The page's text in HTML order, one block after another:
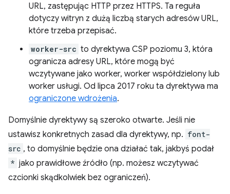
URL, zastępując HTTP przez HTTPS. Ta reguła
dotyczy witryn z dużą liczbą starych adresów URL,
które trzeba przepisać.
worker-src to dyrektywa CSP poziomu 3, która
ogranicza adresy URL, które mogą być
wczytywane jako worker, worker współdzielony lub
worker usługi. Od lipca 2017 roku ta dyrektywa ma
ograniczone wdrożenia.
Domyślnie dyrektywy są szeroko otwarte. Jeśli nie
ustawisz konkretnych zasad dla dyrektywy, np. font-
src , to domyślnie będzie ona działać tak, jakbyś podał
* jako prawidłowe źródło (np. możesz wczytywać
czcionki skądkolwiek bez ograniczeń).